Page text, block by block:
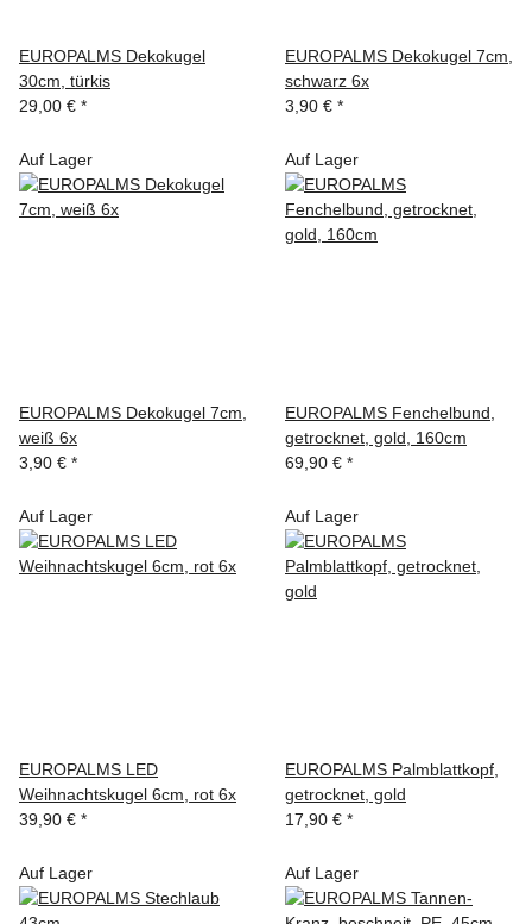
EUROPALMS Dekokugel
30cm, türkis
29,00 € *
EUROPALMS Dekokugel 7cm,
schwarz 6x
3,90 € *
Auf Lager
EUROPALMS Dekokugel 7cm,
weiß 6x
3,90 € *
Auf Lager
EUROPALMS Fenchelbund,
getrocknet, gold, 160cm
69,90 € *
Auf Lager
EUROPALMS LED
Weihnachtskugel 6cm, rot 6x
39,90 € *
Auf Lager
EUROPALMS Palmblattkopf,
getrocknet, gold
17,90 € *
Auf Lager Auf Lager